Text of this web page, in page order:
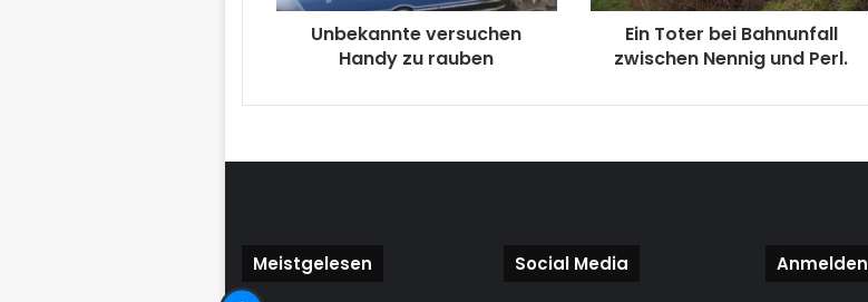
Unbekannte versuchen
Handy zu rauben
Ein Toter bei Bahnunfall
zwischen Nennig und Perl.
Meistgelesen Social Media Anmelden